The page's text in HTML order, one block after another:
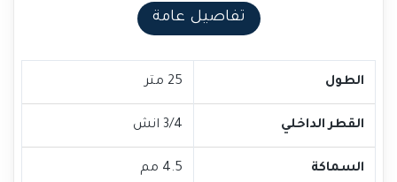
تفاصيل عامة
الطول 25 متر
القطر الداخلي 3/4 انش
السماكة 4.5 مم